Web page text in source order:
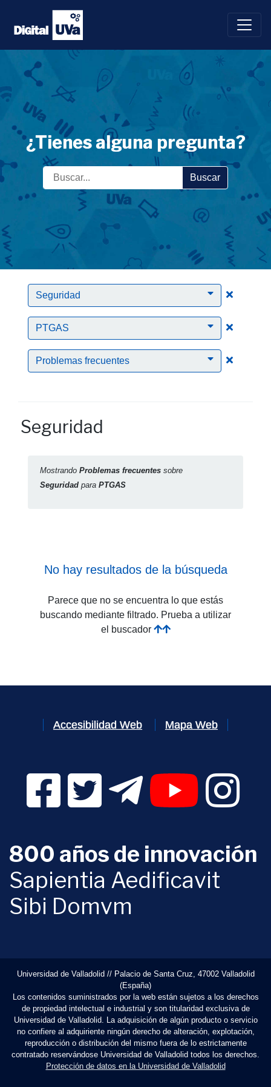
Saltar
contenido
¿Tienes alguna pregunta?
Buscar
Seguridad Clic
PTGAS Clic
Problemas frecuentes Clic
Seguridad
Mostrando Problemas frecuentes sobre
Seguridad para PTGAS
No hay resultados de la búsqueda
Parece que no se encuentra lo que estás
buscando mediante filtrado. Prueba a utilizar
el buscador
Accesibilidad Web Mapa Web
Facebook Digital UVa (se abrirá en una nueva
Twitter Digital UVa (se abrirá en una
Telegram Digital UVa (se
YouTube Digital
800 años de innovación
Sapientia Aedificavit
Sibi Domvm
Universidad de Valladolid // Palacio de Santa Cruz, 47002 Valladolid
(España)
Los contenidos suministrados por la web están sujetos a los derechos
de propiedad intelectual e industrial y son titularidad exclusiva de
Universidad de Valladolid. La adquisición de algún producto o servicio
no confiere al adquiriente ningún derecho de alteración, explotación,
reproducción o distribución del mismo fuera de lo estrictamente
contratado reservándose Universidad de Valladolid todos los derechos.
Protección de datos en la Universidad de Valladolid